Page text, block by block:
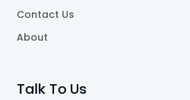
Contact Us
About
Talk To Us